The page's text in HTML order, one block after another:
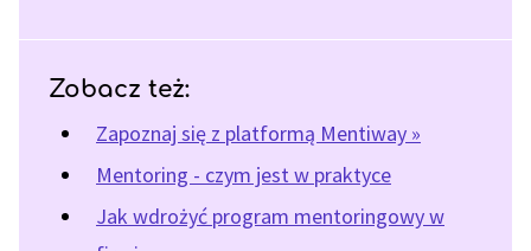
Zobacz też:
Zapoznaj się z platformą Mentiway »
Mentoring - czym jest w praktyce
Jak wdrożyć program mentoringowy w